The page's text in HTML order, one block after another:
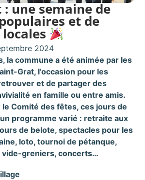
: une semaine de
et de
2024
la commune a été animée par les
Grat, l’occasion pour les
et de partager des
en famille ou entre amis.
Comité des fêtes, ces jours de
programme varié : retraite aux
de belote, spectacles pour les
loto, tournoi de pétanque,
vide-greniers, concerts…